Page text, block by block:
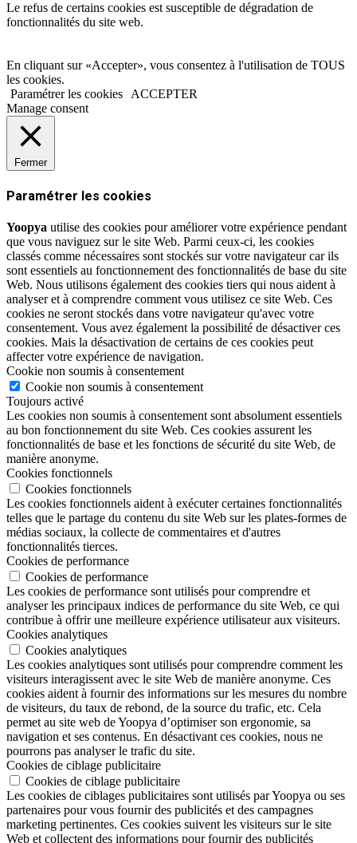
Le refus de certains cookies est susceptible de dégradation de
fonctionnalités du site web.
En cliquant sur «Accepter», vous consentez à l'utilisation de TOUS
les cookies.
Paramétrer les cookies
ACCEPTER
Manage consent
Fermer
Paramétrer les cookies
Yoopya utilise des cookies pour améliorer votre expérience pendant
que vous naviguez sur le site Web. Parmi ceux-ci, les cookies
classés comme nécessaires sont stockés sur votre navigateur car ils
sont essentiels au fonctionnement des fonctionnalités de base du site
Web. Nous utilisons également des cookies tiers qui nous aident à
analyser et à comprendre comment vous utilisez ce site Web. Ces
cookies ne seront stockés dans votre navigateur qu'avec votre
consentement. Vous avez également la possibilité de désactiver ces
cookies. Mais la désactivation de certains de ces cookies peut
affecter votre expérience de navigation.
Cookie non soumis à consentement
Cookie non soumis à consentement
Toujours activé
Les cookies non soumis à consentement sont absolument essentiels
au bon fonctionnement du site Web. Ces cookies assurent les
fonctionnalités de base et les fonctions de sécurité du site Web, de
manière anonyme.
Cookies fonctionnels
Cookies fonctionnels
Les cookies fonctionnels aident à exécuter certaines fonctionnalités
telles que le partage du contenu du site Web sur les plates-formes de
médias sociaux, la collecte de commentaires et d'autres
fonctionnalités tierces.
Cookies de performance
Cookies de performance
Les cookies de performance sont utilisés pour comprendre et
analyser les principaux indices de performance du site Web, ce qui
contribue à offrir une meilleure expérience utilisateur aux visiteurs.
Cookies analytiques
Cookies analytiques
Les cookies analytiques sont utilisés pour comprendre comment les
visiteurs interagissent avec le site Web de manière anonyme. Ces
cookies aident à fournir des informations sur les mesures du nombre
de visiteurs, du taux de rebond, de la source du trafic, etc. Cela
permet au site web de Yoopya d’optimiser son ergonomie, sa
navigation et ses contenus. En désactivant ces cookies, nous ne
pourrons pas analyser le trafic du site.
Cookies de ciblage publicitaire
Cookies de ciblage publicitaire
Les cookies de ciblages publicitaires sont utilisés par Yoopya ou ses
partenaires pour vous fournir des publicités et des campagnes
marketing pertinentes. Ces cookies suivent les visiteurs sur le site
Web et collectent des informations pour fournir des publicités